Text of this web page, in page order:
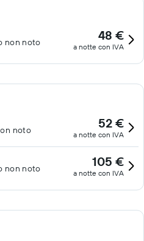
non noto 48 €
a notte con IVA
noto 52 €
a notte con IVA
non noto 105 €
a notte con IVA